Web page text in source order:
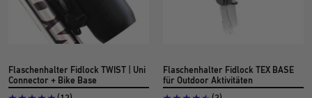
Flaschenhalter Fidlock TWIST | Uni
Connector + Bike Base
Flaschenhalter Fidlock TEX BASE
für Outdoor Aktivitäten